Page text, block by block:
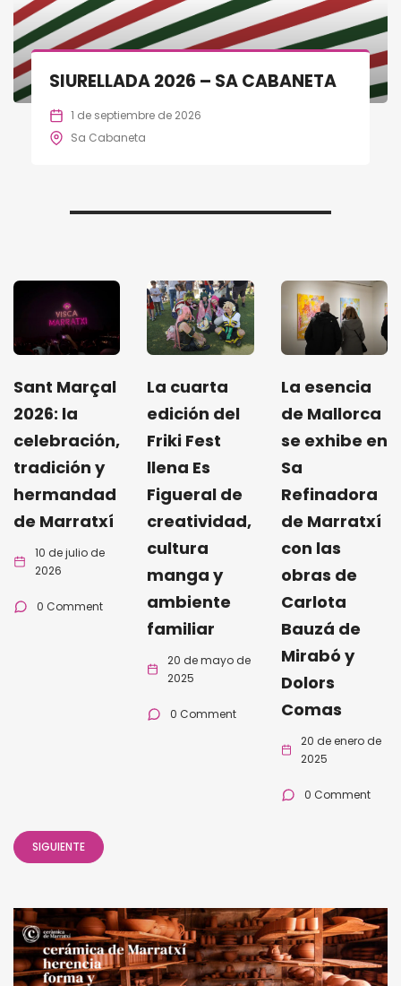
SIURELLADA 2026 – SA CABANETA
1 de septiembre de 2026
Sa Cabaneta
Sant Marçal
2026: la
celebración,
tradición y
hermandad
de Marratxí
10 de julio de
2026
0 Comment
La cuarta
edición del
Friki Fest
llena Es
Figueral de
creatividad,
cultura
manga y
ambiente
familiar
20 de mayo de
2025
0 Comment
La esencia
de Mallorca
se exhibe en
Sa
Refinadora
de Marratxí
con las
obras de
Carlota
Bauzá de
Mirabó y
Dolors
Comas
20 de enero de
2025
0 Comment
SIGUIENTE